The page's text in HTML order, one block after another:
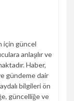
için güncel
anlaşılır ve
Haber,
gündeme dair
bilgileri ön
güncelliğe ve